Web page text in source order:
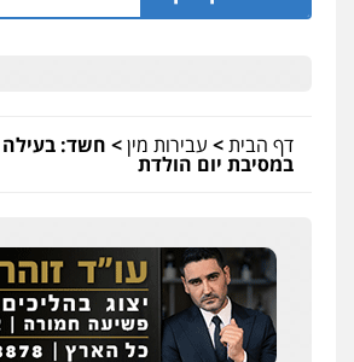
דף הבית> עבירות מין> חשד:
במסיבת יום הולדת